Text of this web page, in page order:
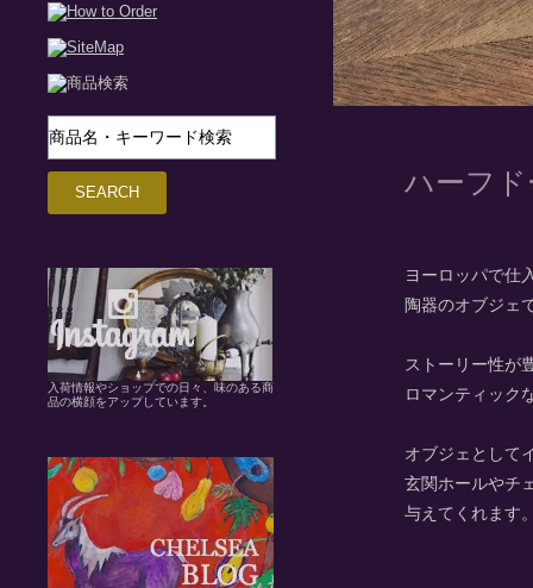
ハーフ
ヨーロッパで仕
陶器のオブジェ
ストーリー性が
ロマンティック
オブジェとして
玄関ホールやチ
与えてくれます
入荷情報やショップでの日々、味のある商
品の横顔をアップしています。